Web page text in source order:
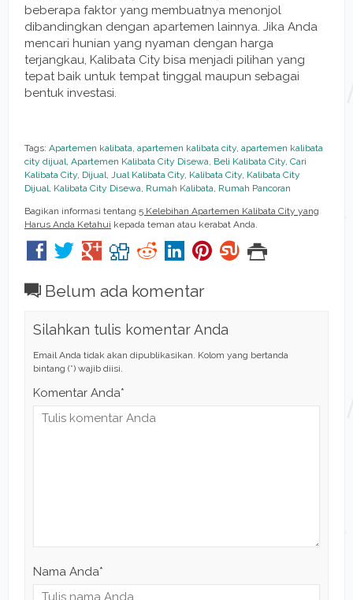
beberapa faktor yang membuatnya menonjol
dibandingkan dengan apartemen lainnya. Jika Anda
mencari hunian yang nyaman dengan harga
terjangkau, Kalibata City bisa menjadi pilihan yang
tepat baik untuk tempat tinggal maupun sebagai
bentuk investasi.
Tags: Apartemen kalibata, apartemen kalibata city, apartemen kalibata
city dijual, Apartemen Kalibata City Disewa, Beli Kalibata City, Cari
Kalibata City, Dijual, Jual Kalibata City, Kalibata City, Kalibata City
Dijual, Kalibata City Disewa, Rumah Kalibata, Rumah Pancoran
Bagikan informasi tentang 5 Kelebihan Apartemen Kalibata City yang
Harus Anda Ketahui kepada teman atau kerabat Anda.
Belum ada komentar
Silahkan tulis komentar Anda
Email Anda tidak akan dipublikasikan. Kolom yang bertanda
bintang (*) wajib diisi.
Komentar Anda*
Nama Anda*